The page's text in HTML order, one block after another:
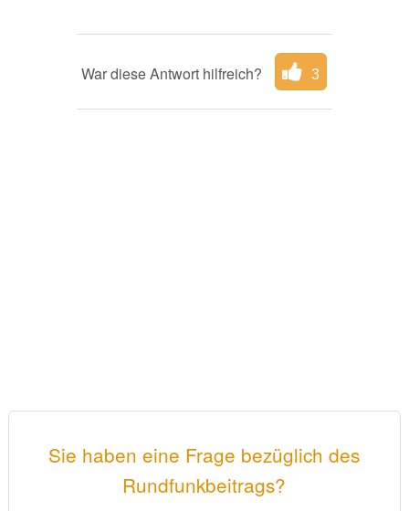
War diese Antwort hilfreich? 3
Sie haben eine Frage bezüglich des
Rundfunkbeitrags?